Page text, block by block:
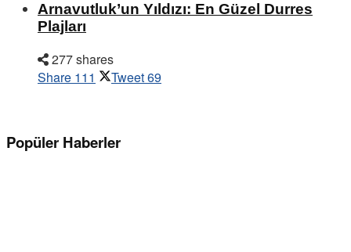
Arnavutluk’un Yıldızı: En Güzel Durres
Plajları
277 shares
Share 111 Tweet69
Popüler Haberler